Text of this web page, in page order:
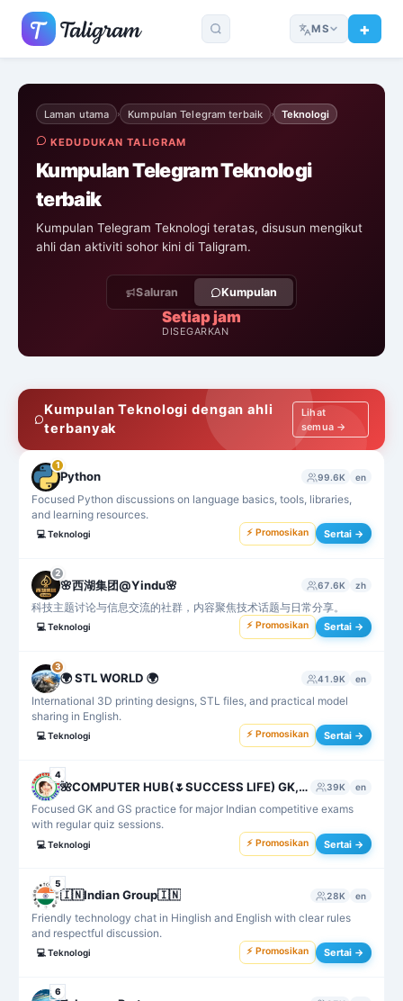
MS
Laman utama › Kumpulan Telegram terbaik › Teknologi
KEDUDUKAN TALIGRAM
Kumpulan Telegram Teknologi
terbaik
Kumpulan Telegram Teknologi teratas, disusun mengikut
ahli dan aktiviti sohor kini di Taligram.
Saluran Kumpulan
Setiap jam
DISEGARKAN
Kumpulan Teknologi dengan ahli
terbanyak
Lihat
semua →
1
Python 99.6K en
Focused Python discussions on language basics, tools, libraries,
and learning resources.
💻 Teknologi ⚡ Promosikan Sertai →
2
🌸西湖集团@Yindu🌸 67.6K zh
科技主题讨论与信息交流的社群，内容聚焦技术话题与日常分享。
💻 Teknologi ⚡ Promosikan Sertai →
3
🌍 STL WORLD 🌍 41.9K en
International 3D printing designs, STL files, and practical model
sharing in English.
💻 Teknologi ⚡ Promosikan Sertai →
4
🌺COMPUTER HUB(🌷SUCCESS LIFE) GK, GS , Agniveer NAA,Science, MPPSC, UPSC,SSC MTS,CHSL,SI,UPSSC GK,ARMY, ALL GK 39K en
Focused GK and GS practice for major Indian competitive exams
with regular quiz sessions.
💻 Teknologi ⚡ Promosikan Sertai →
5
🇮🇳Indian Group🇮🇳 28K en
Friendly technology chat in Hinglish and English with clear rules
and respectful discussion.
💻 Teknologi ⚡ Promosikan Sertai →
6